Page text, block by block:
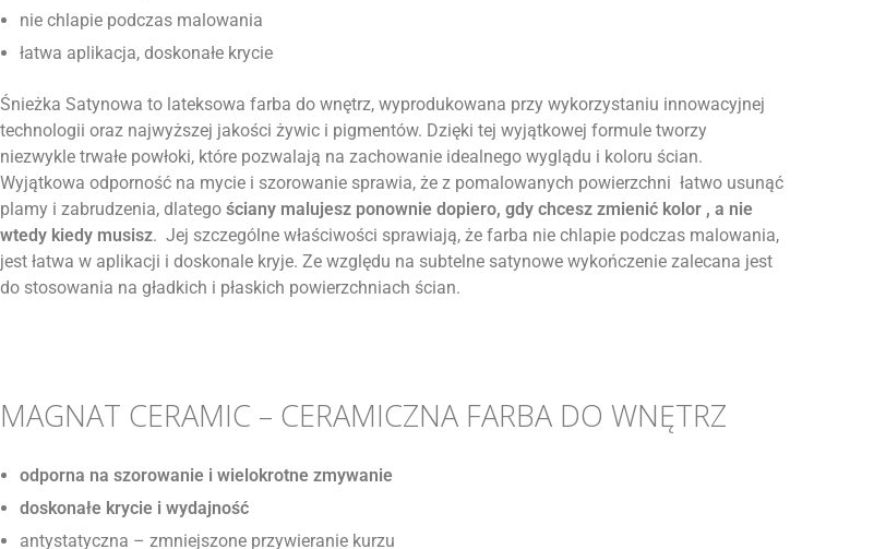
nie chlapie podczas malowania
łatwa aplikacja, doskonałe krycie
Śnieżka Satynowa to lateksowa farba do wnętrz, wyprodukowana przy wykorzystaniu innowacyjnej
technologii oraz najwyższej jakości żywic i pigmentów. Dzięki tej wyjątkowej formule tworzy
niezwykle trwałe powłoki, które pozwalają na zachowanie idealnego wyglądu i koloru ścian.
Wyjątkowa odporność na mycie i szorowanie sprawia, że z pomalowanych powierzchni łatwo usunąć
plamy i zabrudzenia, dlategościany malujesz ponownie dopiero, gdy chcesz zmienić kolor , a nie
wtedy kiedy musisz. Jej szczególne właściwości sprawiają, że farba nie chlapie podczas malowania,
jest łatwa w aplikacji i doskonale kryje. Ze względu na subtelne satynowe wykończenie zalecana jest
do stosowania na gładkich i płaskich powierzchniach ścian.
MAGNAT CERAMIC – CERAMICZNA FARBA DO WNĘTRZ
odporna na szorowanie i wielokrotne zmywanie
doskonałe krycie i wydajność
antystatyczna – zmniejszone przywieranie kurzu